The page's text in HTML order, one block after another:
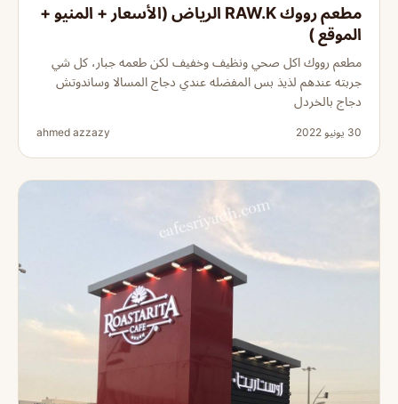
مطعم رووك RAW.K الرياض (الأسعار + المنيو +
الموقع )
مطعم رووك اكل صحي ونظيف وخفيف لكن طعمه جبار، كل شي
جربته عندهم لذيذ بس المفضله عندي دجاج المسالا وساندوتش
دجاج بالخردل
30 يونيو 2022 ahmed azzazy